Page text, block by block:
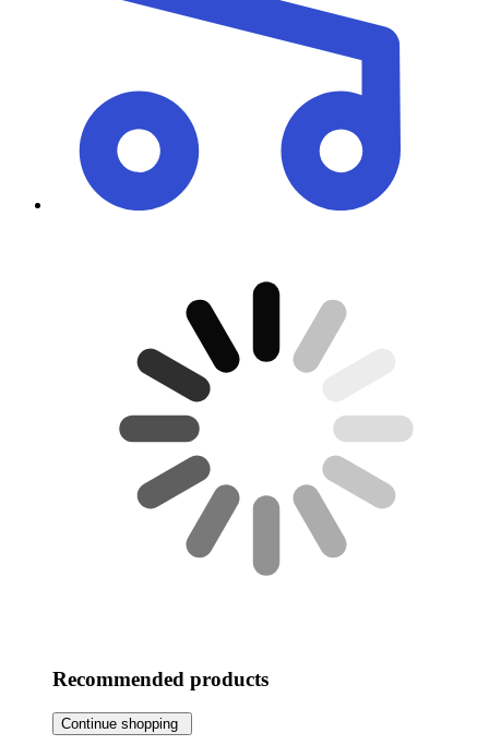
Recommended products
Continue shopping